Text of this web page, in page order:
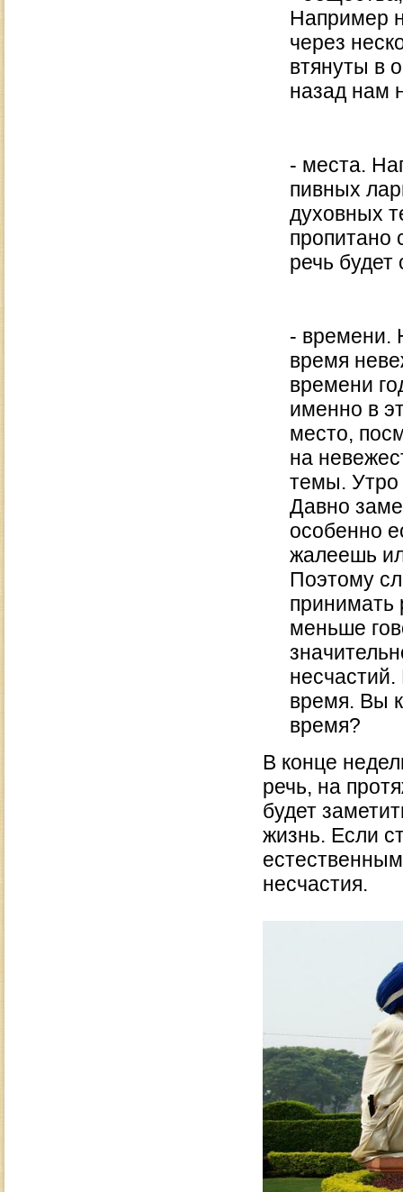
Например
через
втянуты в
назад нам
- места.
пивных
духовных
пропитано
речь
- времени.
время
времени
именно в
место,
на
темы. Утро
Давно
особенно
жалеешь
Поэтому
принимать
меньше
время. Вы
время?
В конце
речь, на
будет
жизнь. Если
несчастия.